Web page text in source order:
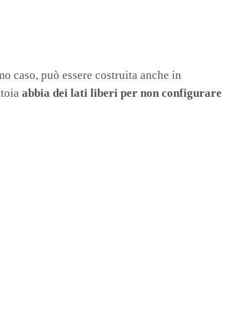
caso, può essere costruita anche in
abbia dei lati liberi per non configurare